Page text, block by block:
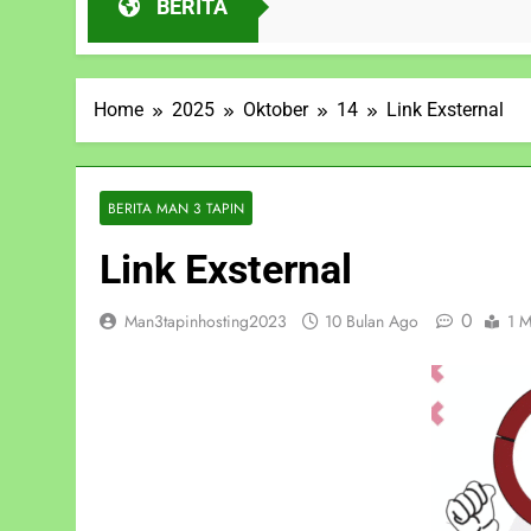
BERITA
10 Bulan Ago
Home 2025 Oktober 14 Link Exsternal
BERITA MAN 3 TAPIN
Link Exsternal
Man3tapinhosting2023 10 Bulan Ago 0 1